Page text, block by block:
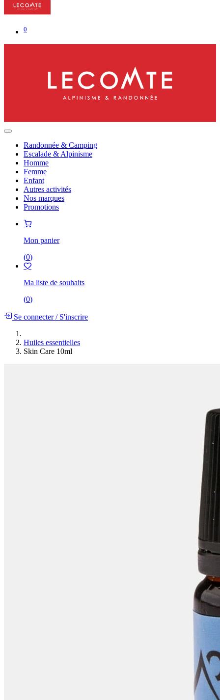
0
Randonnée & Camping
Escalade & Alpinisme
Homme
Femme
Enfant
Autres activités
Nos marques
Promotions
Mon panier
(0)
Ma liste de souhaits
(0)
Se connecter/S'inscrire
Huiles essentielles
Skin Care 10ml